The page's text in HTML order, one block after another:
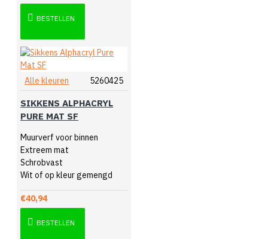
BESTELLEN
Alle kleuren 5260425
SIKKENS ALPHACRYL
PURE MAT SF
Muurverf voor binnen
Extreem mat
Schrobvast
Wit of op kleur gemengd
€40,94
BESTELLEN